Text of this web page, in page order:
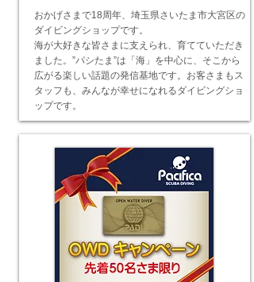
おかげさまで18周年、埼玉県さいたま市大宮区の
ダイビングショップです。
海が大好きな皆さまに支えられ、育てていただき
ました。”パシたま”は「海」を中心に、そこから
広がる楽しい話題の発信基地です。お客さまもス
タッフも、みんなが幸せになれるダイビングショ
ップです。